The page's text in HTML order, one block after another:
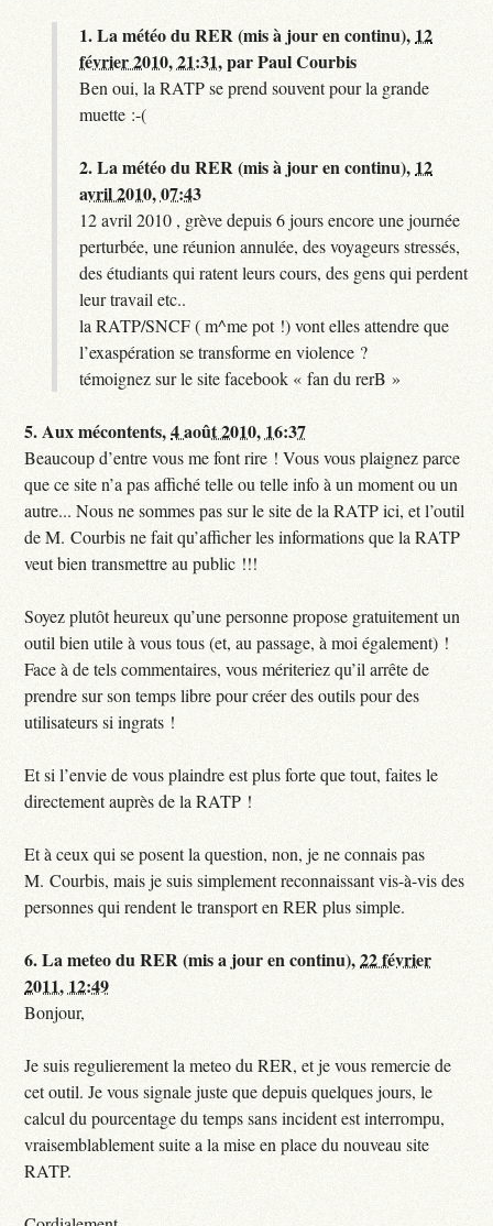
1.La météo du RER (mis à jour en continu), 12
février 2010, 21:31,parPaul Courbis
Ben oui, la RATP se prend souvent pour la grande
muette :-(
2.La météo du RER (mis à jour en continu), 12
avril 2010, 07:43
12 avril 2010 , grève depuis 6 jours encore une journée
perturbée, une réunion annulée, des voyageurs stressés,
des étudiants qui ratent leurs cours, des gens qui perdent
leur travail etc..
la RATP/SNCF ( m^me pot !) vont elles attendre que
l’exaspération se transforme en violence ?
témoignez sur le site facebook « fan du rerB »
5.Aux mécontents,4 août 2010, 16:37
Beaucoup d’entre vous me font rire ! Vous vous plaignez parce
que ce site n’a pas affiché telle ou telle info à un moment ou un
autre... Nous ne sommes pas sur le site de la RATP ici, et l’outil
de M. Courbis ne fait qu’afficher les informations que la RATP
veut bien transmettre au public !!!
Soyez plutôt heureux qu’une personne propose gratuitement un
outil bien utile à vous tous (et, au passage, à moi également) !
Face à de tels commentaires, vous mériteriez qu’il arrête de
prendre sur son temps libre pour créer des outils pour des
utilisateurs si ingrats !
Et si l’envie de vous plaindre est plus forte que tout, faites le
directement auprès de la RATP !
Et à ceux qui se posent la question, non, je ne connais pas
M. Courbis, mais je suis simplement reconnaissant vis-à-vis des
personnes qui rendent le transport en RER plus simple.
6.La meteo du RER (mis a jour en continu),22 février
2011, 12:49
Bonjour,
Je suis regulierement la meteo du RER, et je vous remercie de
cet outil. Je vous signale juste que depuis quelques jours, le
calcul du pourcentage du temps sans incident est interrompu,
vraisemblablement suite a la mise en place du nouveau site
RATP.